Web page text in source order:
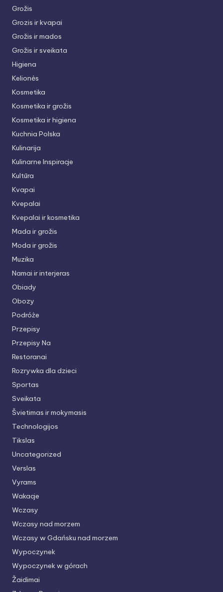
Grožis
Grozis ir kvapai
Grožis ir mados
Grožis ir sveikata
Higiena
Kelionės
Kosmetika
Kosmetika ir grožis
Kosmetika ir higiena
Kuchnia Polska
Kulinarija
Kulinarne Inspiracje
Kultūra
Kvapai
Kvepalai
Kvepalai ir kosmetika
Mada ir grožis
Moda ir grožis
Muzika
Namai ir interjeras
Obiady
Obozy
Podróże
Przepisy
Przepisy Na
Restoranai
Rozrywka dla dzieci
Sportas
Sveikata
Švietimas ir mokymasis
Technologijos
Tikslas
Uncategorized
Verslas
Vyrams
Wakacje
Wczasy
Wczasy nad morzem
Wczasy w Gdańsku nad morzem
Wypoczynek
Wypoczynek w górach
Žaidimai